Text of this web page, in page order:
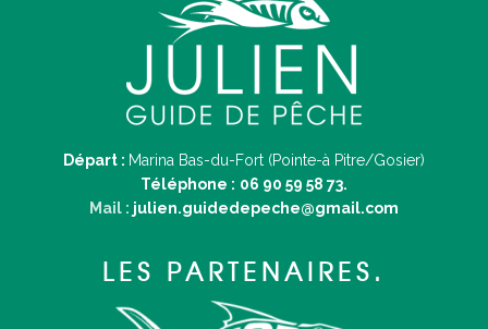
Départ : Marina Bas-du-Fort (Pointe-à Pitre/Gosier)
Téléphone : 06 90 59 58 73.
Mail : julien.guidedepeche@gmail.com
LES PARTENAIRES.